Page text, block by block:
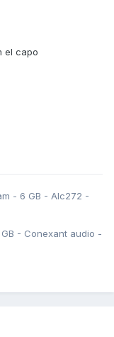
el capo
- 6 GB - Alc272 -
- Conexant audio -